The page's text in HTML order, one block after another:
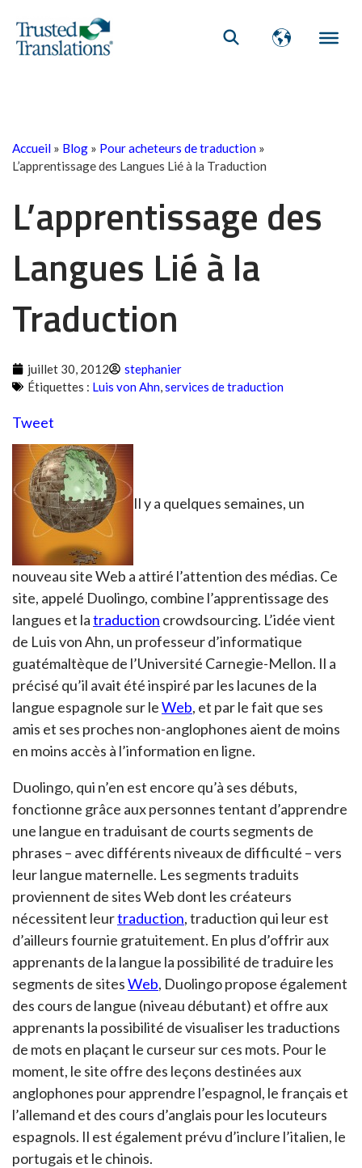
Accueil » Blog » Pour acheteurs de traduction »
L’apprentissage des Langues Lié à la Traduction
L’apprentissage des
Langues Lié à la
Traduction
juillet 30, 2012
stephanier
Étiquettes : Luis von Ahn,services de traduction
Tweet
Il y a quelques semaines, un
nouveau site Web a attiré l’attention des médias. Ce
site, appelé Duolingo, combine l’apprentissage des
langues et latraduction crowdsourcing. L’idée vient
de Luis von Ahn, un professeur d’informatique
guatémaltèque de l’Université Carnegie-Mellon. Il a
précisé qu’il avait été inspiré par les lacunes de la
langue espagnole sur leWeb, et par le fait que ses
amis et ses proches non-anglophones aient de moins
en moins accès à l’information en ligne.
Duolingo, qui n’en est encore qu’à ses débuts,
fonctionne grâce aux personnes tentant d’apprendre
une langue en traduisant de courts segments de
phrases – avec différents niveaux de difficulté – vers
leur langue maternelle. Les segments traduits
proviennent de sites Web dont les créateurs
nécessitent leurtraduction, traduction qui leur est
d’ailleurs fournie gratuitement. En plus d’offrir aux
apprenants de la langue la possibilité de traduire les
segments de sitesWeb, Duolingo propose également
des cours de langue (niveau débutant) et offre aux
apprenants la possibilité de visualiser les traductions
de mots en plaçant le curseur sur ces mots. Pour le
moment, le site offre des leçons destinées aux
anglophones pour apprendre l’espagnol, le français et
l’allemand et des cours d’anglais pour les locuteurs
espagnols. Il est également prévu d’inclure l’italien, le
portugais et le chinois.